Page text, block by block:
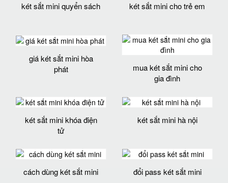
két sắt mini quyển sách két sắt mini cho trẻ em
giá két sắt mini hòa
phát
mua két sắt mini cho
gia đình
két sắt mini khóa điện
tử
két sắt mini hà nội
cách dùng két sắt mini đổi pass két sắt mini